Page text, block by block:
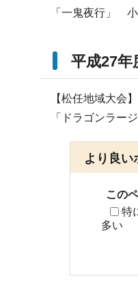
「一鬼夜行」
平成27年
【松任地域大会】
「ドラゴンラ
より良い
この
特
多い